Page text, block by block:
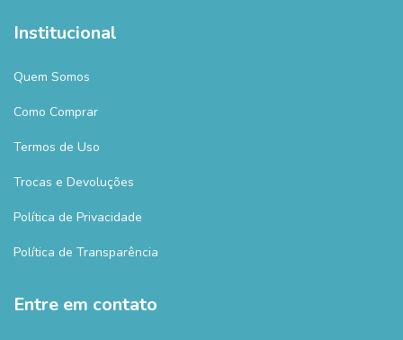
Institucional
Quem Somos
Como Comprar
Termos de Uso
Trocas e Devoluções
Política de Privacidade
Política de Transparência
Entre em contato